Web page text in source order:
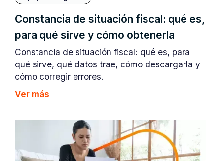
Constancia de situación fiscal: qué es,
para qué sirve y cómo obtenerla
Constancia de situación fiscal: qué es, para
qué sirve, qué datos trae, cómo descargarla y
cómo corregir errores.
Ver más